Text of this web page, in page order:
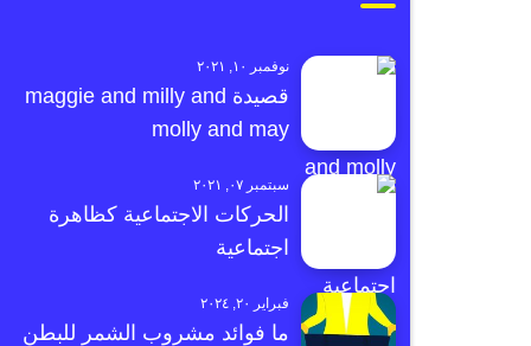
نوفمبر ١٠, ٢٠٢١
قصيدة maggie and milly and
molly and may
سبتمبر ٠٧, ٢٠٢١
الحركات الاجتماعية كظاهرة
اجتماعية
فبراير ٢٠, ٢٠٢٤
ما فوائد مشروب الشمر للبطن